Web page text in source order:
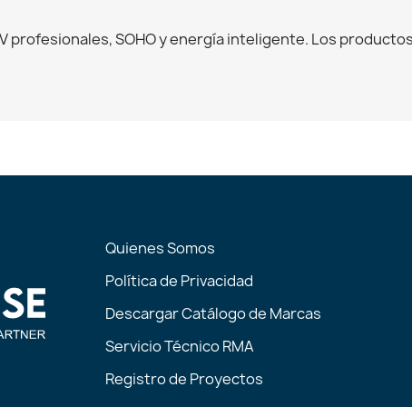
profesionales, SOHO y energía inteligente. Los
Quienes Somos
Política de Privacidad
Descargar Catálogo de Marcas
Servicio Técnico RMA
Registro de Proyectos